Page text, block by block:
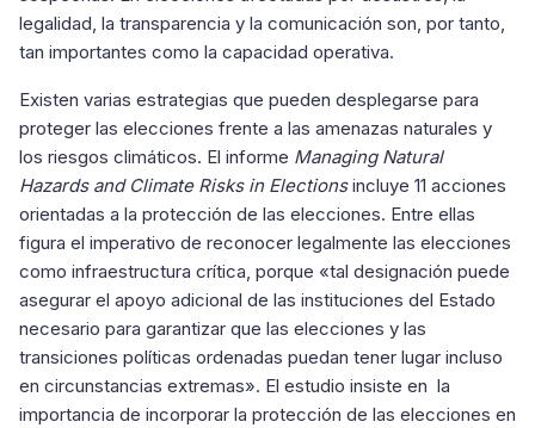
legalidad, la transparencia y la comunicación son, por tanto,
tan importantes como la capacidad operativa.
Existen varias estrategias que pueden desplegarse para
proteger las elecciones frente a las amenazas naturales y
los riesgos climáticos. El informe Managing Natural
Hazards and Climate Risks in Electionsincluye 11 acciones
orientadas a la protección de las elecciones. Entre ellas
figura el imperativo de reconocer legalmente las elecciones
como infraestructura crítica, porque «tal designación puede
asegurar el apoyo adicional de las instituciones del Estado
necesario para garantizar que las elecciones y las
transiciones políticas ordenadas puedan tener lugar incluso
en circunstancias extremas». El estudio insiste en la
importancia de incorporar la protección de las elecciones en